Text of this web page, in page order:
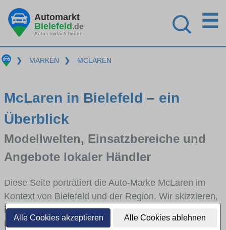
Alle Cookies akzeptieren Alle Cookies ablehnen
Automarkt
Bielefeld.de
Autos einfach finden
☰
❯ MARKEN ❯ MCLAREN
McLaren in Bielefeld – ein
Überblick
Modellwelten, Einsatzbereiche und
Angebote lokaler Händler
Diese Seite porträtiert die Auto-Marke McLaren im
Kontext von Bielefeld und der Region. Wir skizzieren,
in welchen Fahrzeugklassen McLaren stark vertreten
ist, welche Modellreihen häufig im Stadt- und